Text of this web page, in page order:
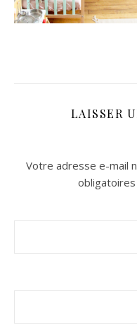
sur
sur
LAISSER
Votre adresse e-mail